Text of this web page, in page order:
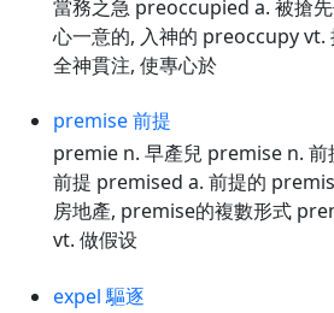
當務之急 preoccupied a. 被搶
心一意的, 入神的 preoccupy vt.
全神貫注, 使專心於
premise 前提
premie n. 早產兒 premise n. 前
前提 premised a. 前提的
房地產, premise的複數形式
vt. 做假设
expel 驅逐